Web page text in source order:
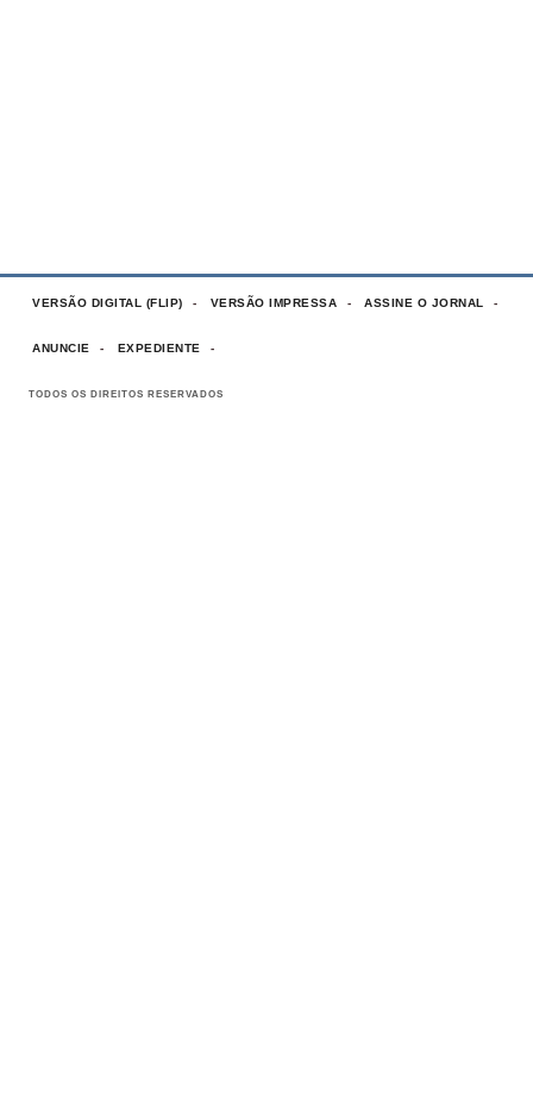
VERSÃO DIGITAL (FLIP) VERSÃO IMPRESSA ASSINE O JORNAL
ANUNCIE EXPEDIENTE
TODOS OS DIREITOS RESERVADOS